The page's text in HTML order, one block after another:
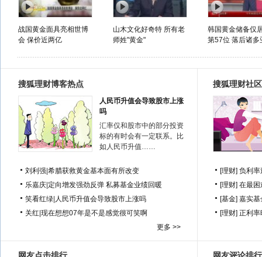
战国黄金面具亮相世博
会 保价近两亿
山木文化好奇特 所有老
师姓"黄金"
韩国黄金储备仅
第57位 落后诸多
搜狐理财博客热点
人民币升值会导致股市上涨
吗
汇率仅和股市中的部分投资
标的有时会有一定联系。比
如人民币升值……
刘利强 希腊获救黄金基本面有所改变
乐嘉庆 定向增发强劲反弹 私募基金业绩回暖
笑看红绿 人民币升值会导致股市上涨吗
关红 现在想想07年是不是感觉很可笑啊
更多 >>
搜狐理财社
[理财] 负利率
[理财] 在最困
[基金] 嘉实基
[理财] 正利率